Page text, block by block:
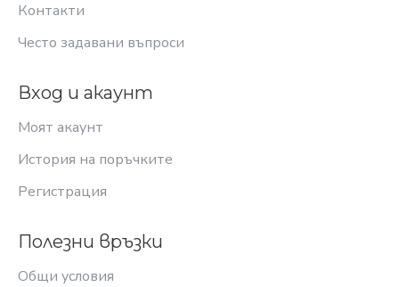
Контакти
Често задавани въпроси
Вход и акаунт
Моят акаунт
История на поръчките
Регистрация
Полезни връзки
Общи условия